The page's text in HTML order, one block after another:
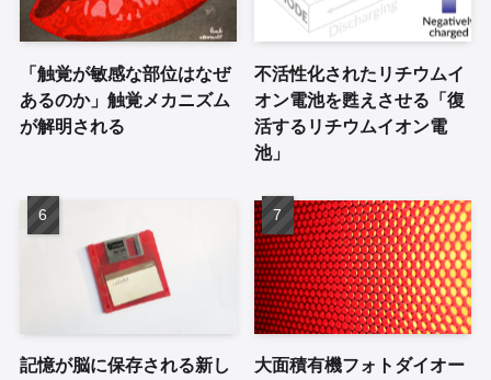
「触覚が敏感な部位はなぜ
あるのか」触覚メカニズム
が解明される
不活性化されたリチウムイ
オン電池を甦えさせる「復
活するリチウムイオン電
池」
記憶が脳に保存される新し
大面積有機フォトダイオー